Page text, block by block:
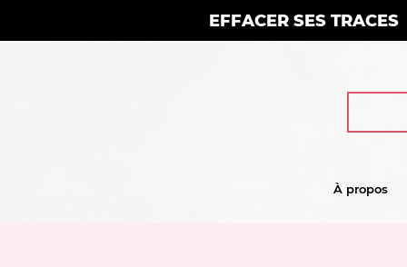
EFFACER SES TRACES
À propos